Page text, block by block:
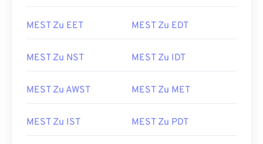
MEST Zu EET MEST Zu EDT
MEST Zu NST MEST Zu IDT
MEST Zu AWST MEST Zu MET
MEST Zu IST MEST Zu PDT